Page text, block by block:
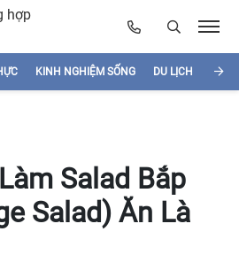
KINH NGHIỆM SỐNG DU LỊCH
Salad Bắp
Salad) Ăn Là